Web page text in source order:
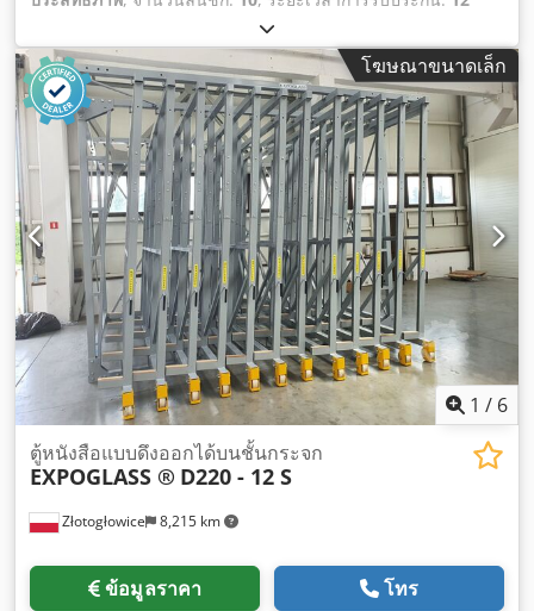
โฆษณาขนาดเล็ก
1 / 6
Złotogłowice 8,215 km
ตู้หนังสือแบบดึงออกได้บนชั้นกระจก
EXPOGLASS ® D220 - 12 S
ข้อมูลราคา โทร